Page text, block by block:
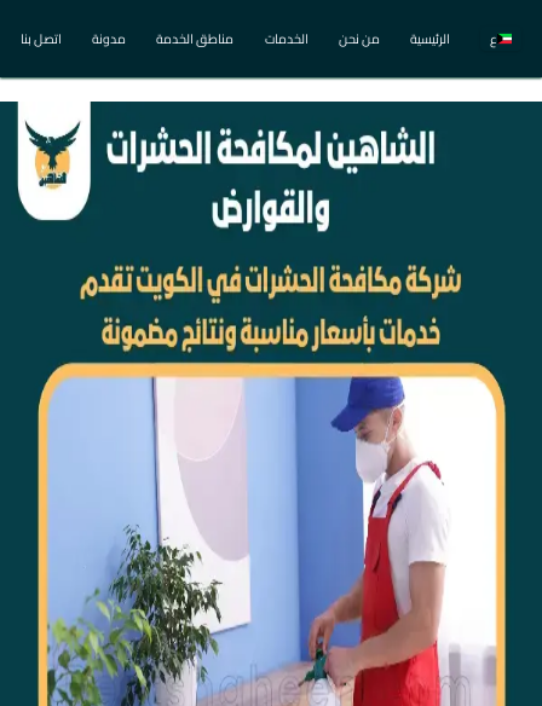
ع الرئيسية من نحن الخدمات مناطق الخدمة مدونة اتصل بنا